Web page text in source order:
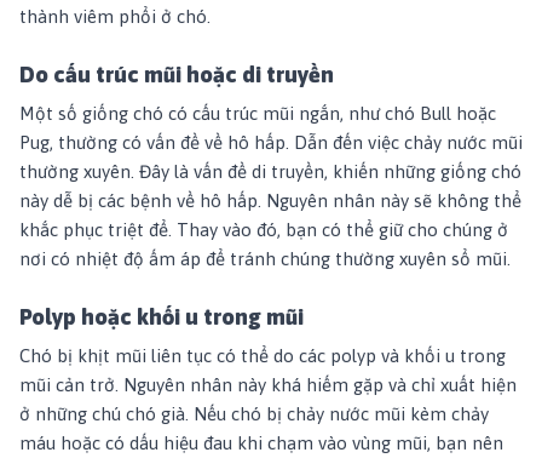
thành viêm phổi ở chó.
Do cấu trúc mũi hoặc di truyền
Một số giống chó có cấu trúc mũi ngắn, như chó Bull hoặc
Pug, thường có vấn đề về hô hấp. Dẫn đến việc chảy nước mũi
thường xuyên. Đây là vấn đề di truyền, khiến những giống chó
này dễ bị các bệnh về hô hấp. Nguyên nhân này sẽ không thể
khắc phục triệt để. Thay vào đó, bạn có thể giữ cho chúng ở
nơi có nhiệt độ ấm áp để tránh chúng thường xuyên sổ mũi.
Polyp hoặc khối u trong mũi
Chó bị khịt mũi liên tục có thể do các polyp và khối u trong
mũi cản trở. Nguyên nhân này khá hiếm gặp và chỉ xuất hiện
ở những chú chó già. Nếu chó bị chảy nước mũi kèm chảy
máu hoặc có dấu hiệu đau khi chạm vào vùng mũi, bạn nên